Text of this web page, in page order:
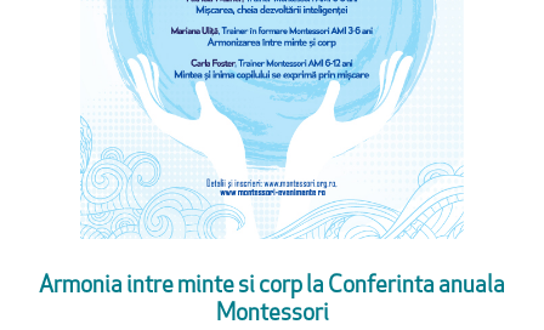
Armonia intre minte si corp la Conferinta anuala
Montessori